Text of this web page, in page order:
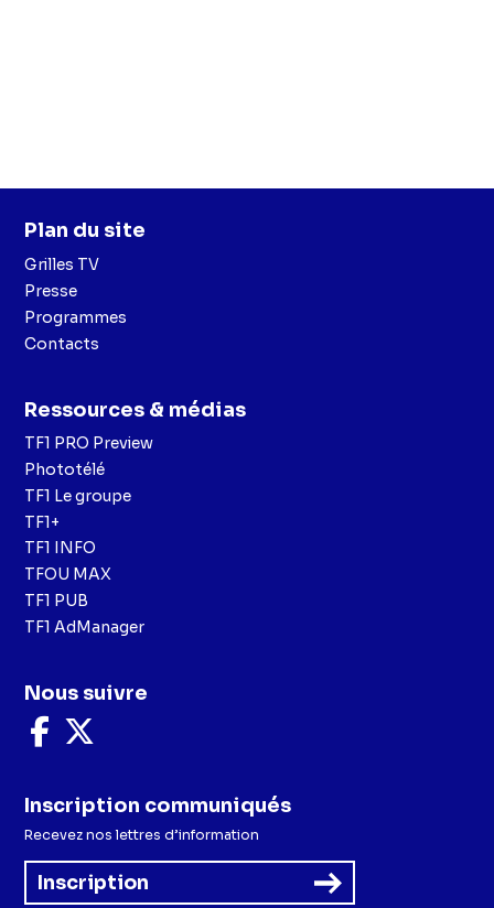
Plan du site
Grilles TV
Presse
Programmes
Contacts
Ressources & médias
TF1 PRO Preview
Phototélé
TF1 Le groupe
TF1+
TF1 INFO
TFOU MAX
TF1 PUB
TF1 AdManager
Nous suivre
Nous
suivre
Facebook
X
Inscription communiqués
Recevez nos lettres d’information
Inscription